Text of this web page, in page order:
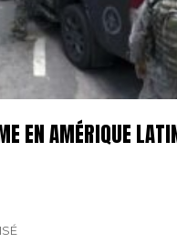
EN AMÉRIQUE